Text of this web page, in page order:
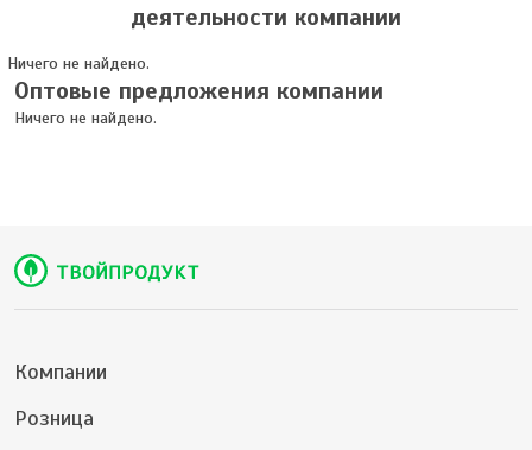
деятельности компании
Ничего не найдено.
Оптовые предложения компании
Ничего не найдено.
Компании
Розница